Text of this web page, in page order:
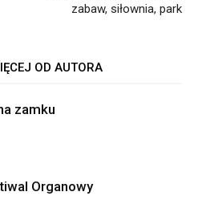
zabaw, siłownia, park
OD AUTORA
zamku
Organowy